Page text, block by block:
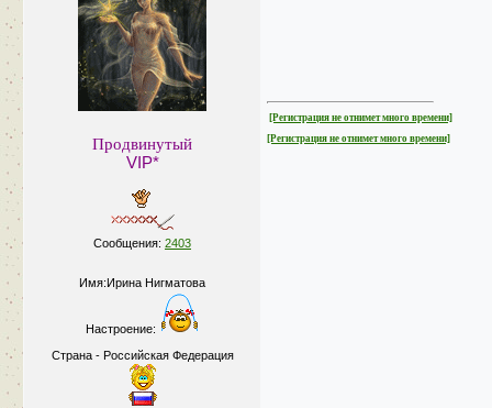
Продвинутый
VIP*
Сообщения: 2403
Имя:Ирина Нигматова
Настроение:
Страна - Российская Федерация
[Регистрация не отнимет много времени]
[Регистрация не отнимет много времени]